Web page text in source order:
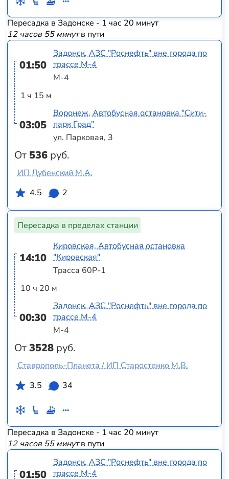
Пересадка в Задонске - 1 час 20 минут
12 часов 55 минутв пути
01:50
1 ч 15 м
03:05
От 536 руб.
Задонск, АЗС "Роснефть" вне города по
трассе М-4
М-4
Воронеж, Автобусная остановка "Сити-
парк Град"
ул. Парковая, 3
ИП Дубенский М.А.
4.5
2
Пересадка в пределах станции
14:10
10 ч 20 м
00:30
От3528 руб.
Кировская, Автобусная остановка
"Кировская"
Трасса 60Р-1
Задонск, АЗС "Роснефть" вне города по
трассе М-4
М-4
Ставрополь-Планета / ИП Старостенко М.В.
3.5
34
Пересадка в Задонске - 1 час 20 минут
12 часов 55 минутв пути
01:50
Задонск, АЗС "Роснефть" вне города по
трассе М-4